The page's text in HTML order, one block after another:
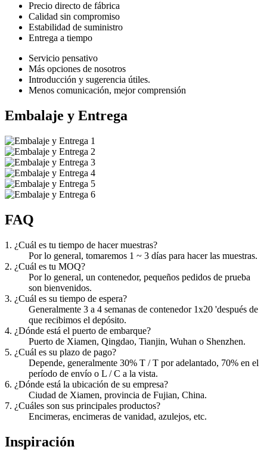
Precio directo de fábrica
Calidad sin compromiso
Estabilidad de suministro
Entrega a tiempo
Servicio pensativo
Más opciones de nosotros
Introducción y sugerencia útiles.
Menos comunicación, mejor comprensión
Embalaje y Entrega
FAQ
1. ¿Cuál es tu tiempo de hacer muestras?
Por lo general, tomaremos 1 ~ 3 días para hacer las muestras.
2. ¿Cuál es tu MOQ?
Por lo general, un contenedor, pequeños pedidos de prueba
son bienvenidos.
3. ¿Cuál es su tiempo de espera?
Generalmente 3 a 4 semanas de contenedor 1x20 'después de
que recibimos el depósito.
4. ¿Dónde está el puerto de embarque?
Puerto de Xiamen, Qingdao, Tianjin, Wuhan o Shenzhen.
5. ¿Cuál es su plazo de pago?
Depende, generalmente 30% T / T por adelantado, 70% en el
período de envío o L / C a la vista.
6. ¿Dónde está la ubicación de su empresa?
Ciudad de Xiamen, provincia de Fujian, China.
7. ¿Cuáles son sus principales productos?
Encimeras, encimeras de vanidad, azulejos, etc.
Inspiración